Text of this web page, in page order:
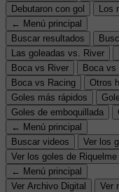
Debutaron con gol
Los
← Menú principal
Buscar resultados
Las goleadas vs. River
Boca vs River
Boca vs
Boca vs Racing
Otros
Goles más rápidos
Goles de emboquillada
← Menú principal
Buscar videos
Ver los
Ver los goles de Riquelme
← Menú principal
Ver Archivo Digital
Ver